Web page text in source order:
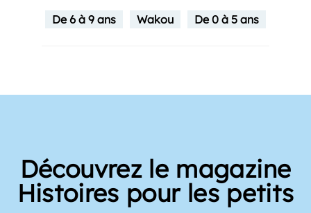
De 6 à 9 ans Wakou De 0 à 5 ans
Découvrez le magazine
Histoires pour les petits